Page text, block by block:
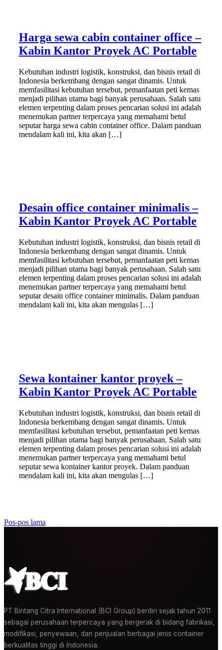
Harga sewa cabin container office –
Kabin Kantor Proyek AC Portable
Kebutuhan industri logistik, konstruksi, dan bisnis retail di
Indonesia berkembang dengan sangat dinamis. Untuk
memfasilitasi kebutuhan tersebut, pemanfaatan peti kemas
menjadi pilihan utama bagi banyak perusahaan. Salah satu
elemen terpenting dalam proses pencarian solusi ini adalah
menemukan partner terpercaya yang memahami betul
seputar harga sewa cabin container office. Dalam panduan
mendalam kali ini, kita akan […]
Desain office container minimalis –
Kabin Kantor Proyek AC Portable
Kebutuhan industri logistik, konstruksi, dan bisnis retail di
Indonesia berkembang dengan sangat dinamis. Untuk
memfasilitasi kebutuhan tersebut, pemanfaatan peti kemas
menjadi pilihan utama bagi banyak perusahaan. Salah satu
elemen terpenting dalam proses pencarian solusi ini adalah
menemukan partner terpercaya yang memahami betul
seputar desain office container minimalis. Dalam panduan
mendalam kali ini, kita akan mengulas […]
Sewa kontainer kantor proyek –
Kabin Kantor Proyek AC Portable
Kebutuhan industri logistik, konstruksi, dan bisnis retail di
Indonesia berkembang dengan sangat dinamis. Untuk
memfasilitasi kebutuhan tersebut, pemanfaatan peti kemas
menjadi pilihan utama bagi banyak perusahaan. Salah satu
elemen terpenting dalam proses pencarian solusi ini adalah
menemukan partner terpercaya yang memahami betul
seputar sewa kontainer kantor proyek. Dalam panduan
mendalam kali ini, kita akan mengulas […]
Navigasi
Pos-pos lama
PT Bintang Citra International (BCI Group) berdiri sejak tahun 2011
sebagai perusahaan terpercaya yang bergerak di bidang fabrikasi,
modifikasi, penyewaan, dan penjualan berbagai jenis container
berkualitas tinggi di Indonesia.